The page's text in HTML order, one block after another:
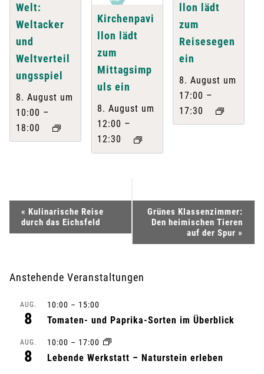
Welt:
Weltacker
und
Weltverteil
ungsspiel
8. August um
10:00 –
18:00
Kirchenpavi
llon lädt
zum
Mittagsimp
uls ein
8. August um
12:00 –
12:30
llon lädt
zum
Reisesegen
ein
8. August um
17:00 –
17:30
e
a
« Kulinarische Reise
durch das Eichsfeld
Grünes Klassenzimmer:
Den heimischen Tieren
auf der Spur »
Anstehende Veranstaltungen
AUG.
8
10:00 – 15:00
Tomaten- und Paprika-Sorten im Überblick
AUG.
8
10:00 – 17:00
Lebende Werkstatt – Naturstein erleben